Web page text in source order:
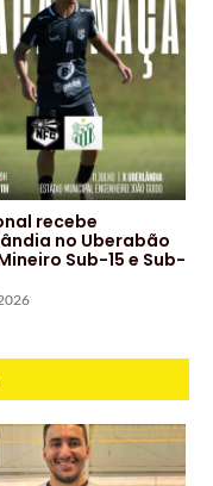
recebe
no Uberabão
Sub-15 e Sub-